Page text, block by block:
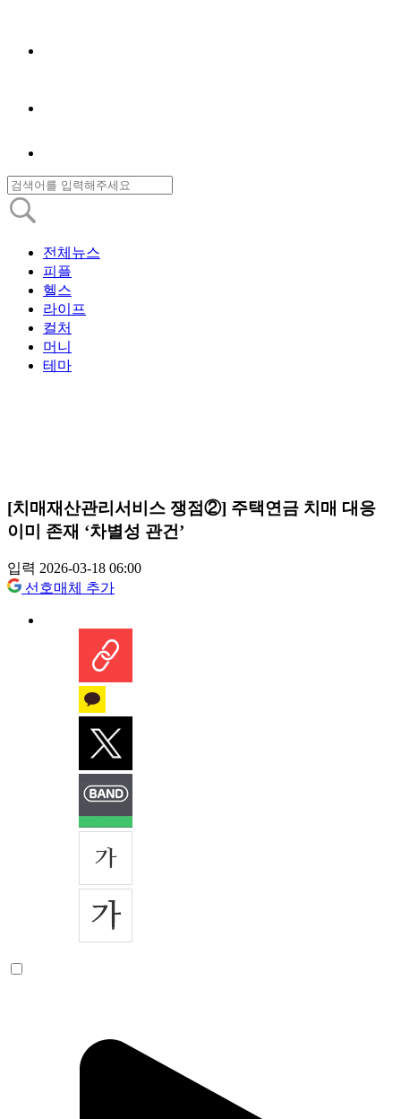
전체뉴스
피플
헬스
라이프
컬처
머니
테마
[치매재산관리서비스 쟁점②] 주택연금 치매 대응
이미 존재 ‘차별성 관건’
입력 2026-03-18 06:00
선호매체 추가